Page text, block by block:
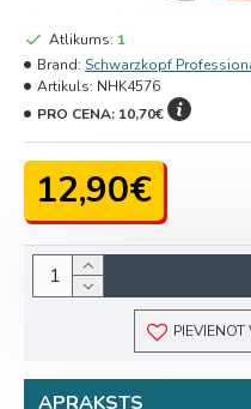
12,90€
Atlikums: 1
Brand: Schwarzkopf
Artikuls: NHK4576
PRO CENA: 10,70€
PIEVIENOT
APRAKSTS